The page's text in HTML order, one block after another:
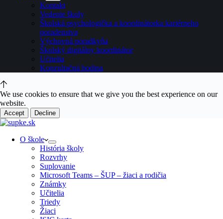
Kontakt
Vedenie školy
Školská psychologička a koordinátorka kariérneho
poradenstva
Výchovná poradkyňa
Školský digitálny koordinátor
Učitelia
Konzultačná hodina
We use cookies to ensure that we give you the best experience on our
website.
Accept Decline
O škole
História školy
Rozvrhy
Suplovanie
Microsoft Teams – ŠUP – žiaci a rodičia
Známky
Učitelia
Triedy
Žiaci